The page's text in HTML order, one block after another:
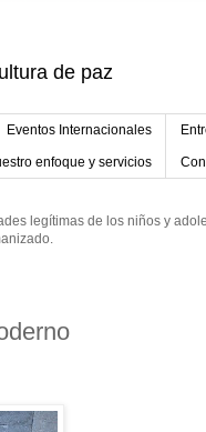
de paz
Eventos Internacionales
enfoque y servicios
legítimas de los niños y